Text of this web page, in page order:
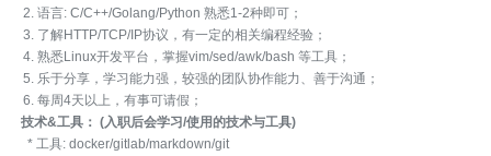
语言: C/C++/Golang/Python 熟悉1-2种即可；
了解HTTP/TCP/IP协议，有一定的相关编程经验；
熟悉Linux开发平台，掌握vim/sed/awk/bash 等工具；
乐于分享，学习能力强，较强的团队协作能力、善于沟通；
每周4天以上，有事可请假；
技术&工具： (入职后会学习/使用的技术与工具)
* 工具: docker/gitlab/markdown/git